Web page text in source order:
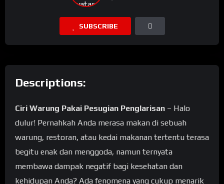
SUBSCRIBE
Descriptions:
Ciri Warung Pakai Pesugian Penglarisan – Halo
dulur! Pernahkah Anda merasa makan di sebuah
warung, restoran, atau kedai makanan tertentu terasa
begitu enak dan menggoda, namun ternyata
membawa dampak negatif bagi kesehatan dan
kehidupan Anda? Ada fenomena yang cukup menarik